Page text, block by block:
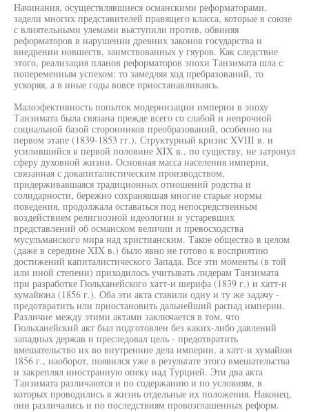
Начинания, осуществлявшиеся османскими реформаторами,
задели многих представителей правящего класса, которые в союзе
с влиятельными улемами выступили против, обвиняя
реформаторов в нарушении древних законов государства и
внедрении новшеств, заимствованных у гяуров. Как следствие
этого, реализация планов реформаторов эпохи Танзимата шла с
попеременным успехом: то замедляя ход пребразований, то
ускоряя, а в иные годы вовсе приостанавливаясь.
Малоэфективность попыток модернизации империи в эпоху
Танзимата была связана прежде всего со слабой и непрочной
социальной базой сторонников преобразований, особенно на
первом этапе (1839-1853 гг.). Структурный кризис XVIII в. и
усилившийся в первой половине XIX в., по существу, не затронул
сферу духовной жизни. Основная масса населения империи,
связанная с докапиталистическим производством,
придерживавшаяся традиционных отношений родства и
солидарности, бережно сохранявшая многие старые нормы
поведения, продолжала оставаться под непосредственным
воздействием религиозной идеологии и устаревших
представлений об османском величии и превосходства
мусульманского мира над христианским. Такое общество в целом
(даже в середине XIX в.) было явно не готово к восприятию
достижений капиталистического Запада. Все эти моменты (в той
или иной степени) приходилось учитывать лидерам Танзимата
при разработке Гюльханейского хатт-и шерифа (1839 г.) и хатт-и
хумайюна (1856 г.). Оба эти акта ставили одну и ту же задачу -
предотвратить или приостановить дальнейший распад империи.
Различие между этими актами заключается в том, что
Гюльханейский акт был подготовлен без каких-либо давлений
западных держав и преследовал цель - предотвратить
вмешательство их во внутренние дела империи, а хатт-и хумайюн
1856 г., наоборот, появился уже в результате этого вмешательства
и закреплял иностранную опеку над Турцией. Эти два акта
Танзимата различаются и по содержанию и по условиям, в
которых проводились в жизнь отдельные их положения. Наконец,
они различались и по последствиям провозглашенных реформ.